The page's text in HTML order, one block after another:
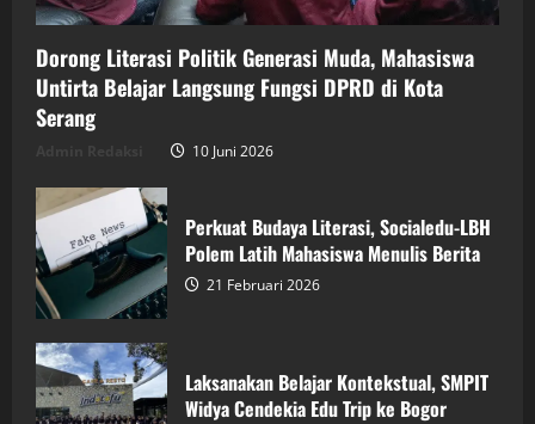
Dorong Literasi Politik Generasi Muda, Mahasiswa
Untirta Belajar Langsung Fungsi DPRD di Kota
Serang
10 Juni 2026
Perkuat Budaya Literasi, Socialedu-LBH
Polem Latih Mahasiswa Menulis Berita
21 Februari 2026
Laksanakan Belajar Kontekstual, SMPIT
Widya Cendekia Edu Trip ke Bogor